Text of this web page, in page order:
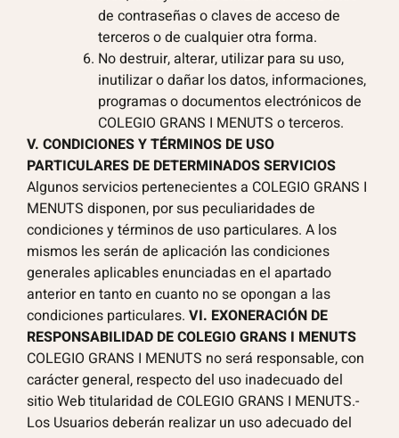
de contraseñas o claves de acceso de
terceros o de cualquier otra forma.
No destruir, alterar, utilizar para su uso,
inutilizar o dañar los datos, informaciones,
programas o documentos electrónicos de
COLEGIO GRANS I MENUTS o terceros.
V. CONDICIONES Y TÉRMINOS DE USO
PARTICULARES DE DETERMINADOS SERVICIOS
Algunos servicios pertenecientes a COLEGIO GRANS I
MENUTS disponen, por sus peculiaridades de
condiciones y términos de uso particulares. A los
mismos les serán de aplicación las condiciones
generales aplicables enunciadas en el apartado
anterior en tanto en cuanto no se opongan a las
condiciones particulares. VI. EXONERACIÓN DE
RESPONSABILIDAD DE COLEGIO GRANS I MENUTS
COLEGIO GRANS I MENUTS no será responsable, con
carácter general, respecto del uso inadecuado del
sitio Web titularidad de COLEGIO GRANS I MENUTS.-
Los Usuarios deberán realizar un uso adecuado del